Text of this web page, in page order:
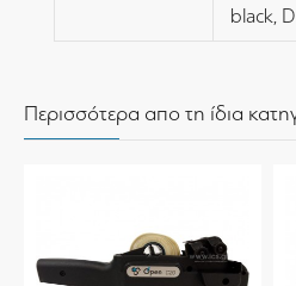
black,
Περισσότερα απο τη ίδια